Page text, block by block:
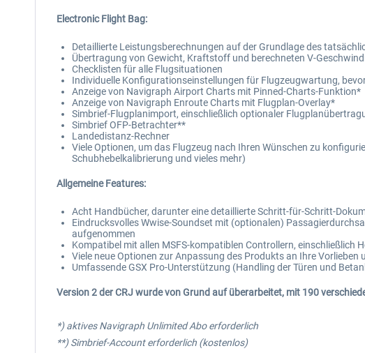
Electronic Flight Bag:
Detaillierte Leistungsberechnungen auf der Grundlage des
Übertragung von Gewicht, Kraftstoff und berechneten V-
Checklisten für alle Flugsituationen
Individuelle Konfigurationseinstellungen für Flugzeugwartung,
Anzeige von Navigraph Airport Charts mit Pinned-Charts-Funktion*
Anzeige von Navigraph Enroute Charts mit Flugplan-Overlay*
Simbrief-Flugplanimport, einschließlich optionaler
Simbrief OFP-Betrachter**
Landedistanz-Rechner
Viele Optionen, um das Flugzeug nach Ihren Wünschen zu
Schubhebelkalibrierung und vieles mehr)
Allgemeine Features:
Acht Handbücher, darunter eine detaillierte Schritt-für-Schritt-
Eindrucksvolles Wwise-Soundset mit (optionalen)
aufgenommen
Kompatibel mit allen MSFS-kompatiblen Controllern, einschließlich
Viele neue Optionen zur Anpassung des Produkts an Ihre Vorlieben
Umfassende GSX Pro-Unterstützung (Handling der Türen und
Version 2 der CRJ wurde von Grund auf überarbeitet, mit 190
*) aktives Navigraph Unlimited Abo erforderlich
**) Simbrief-Account erforderlich (kostenlos)